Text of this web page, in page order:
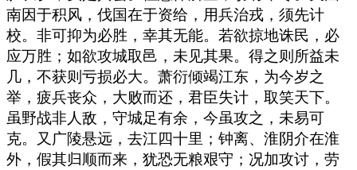
南因于积风，伐国在于资给，用兵治戎，须先计
校。非可抑为必胜，幸其无能。若欲掠地诛民，必
应万胜；如欲攻城取邑，未见其果。得之则所益未
几，不获则亏损必大。萧衍倾竭江东，为今岁之
举，疲兵丧众，大败而还，君臣失计，取笑天下。
虽野战非人敌，守城足有余，今虽攻之，未易可
克。又广陵悬远，去江四十里；钟离、淮阴介在淮
外，假其归顺而来，犹恐无粮艰守；况加攻讨，劳